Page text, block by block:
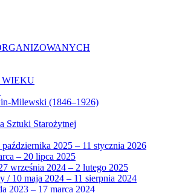
WIEKU
Milewski (1846–1926)
Sztuki Starożytnej
2025 – 11 stycznia 2026
– 20 lipca 2025
września 2024 – 2 lutego 2025
/ 10 maja 2024 – 11 sierpnia 2024
2023 – 17 marca 2024